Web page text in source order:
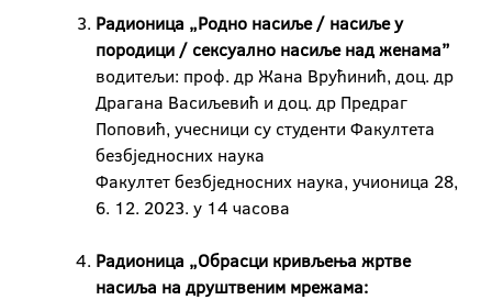
Радионица „Родно насиље / насиље у
породици / сексуално насиље над женама”
водитељи: проф. др Жана Врућинић, доц. др
Драгана Васиљевић и доц. др Предраг
Поповић, учесници су студенти Факултета
безбједносних наука
Факултет безбједносних наука, учионица 28,
6. 12. 2023. у 14 часова
Радионица „Обрасци кривљења жртве
насиља на друштвеним мрежама: